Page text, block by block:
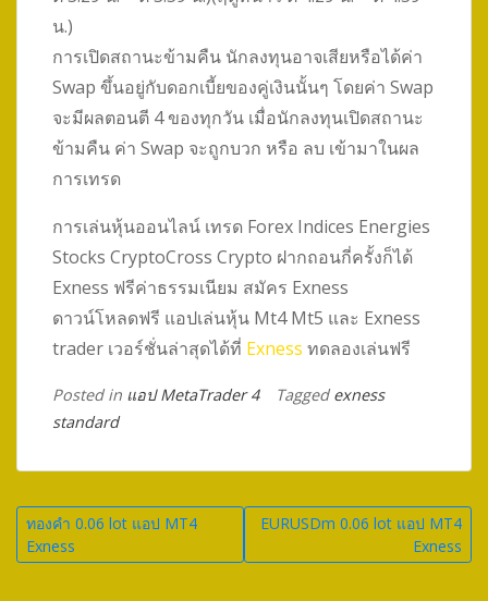
น.)
การเปิดสถานะข้ามคืน นักลงทุนอาจเสียหรือได้ค่า
Swap ขึ้นอยู่กับดอกเบี้ยของคู่เงินนั้นๆ โดยค่า Swap
จะมีผลตอนตี 4 ของทุกวัน เมื่อนักลงทุนเปิดสถานะ
ข้ามคืน ค่า Swap จะถูกบวก หรือ ลบ เข้ามาในผล
การเทรด
การเล่นหุ้นออนไลน์ เทรด Forex Indices Energies
Stocks CryptoCross Crypto ฝากถอนกี่ครั้งก็ได้
Exness ฟรีค่าธรรมเนียม สมัคร Exness
ดาวน์โหลดฟรี แอปเล่นหุ้น Mt4 Mt5 และ Exness
trader เวอร์ชั่นล่าสุดได้ที่ Exness ทดลองเล่นฟรี
Posted in แอป MetaTrader 4 Taggedexness
standard
Post
navigation
ทองคำ 0.06 lot แอป MT4
Exness
EURUSDm 0.06 lot แอป MT4
Exness